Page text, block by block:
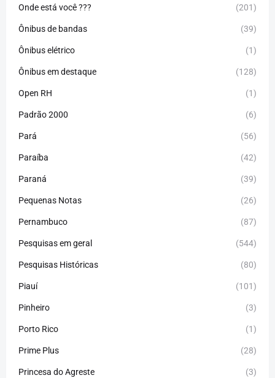
Onde está você ??? (201)
Ônibus de bandas (39)
Ônibus elétrico (1)
Ônibus em destaque (128)
Open RH (1)
Padrão 2000 (6)
Pará (56)
Paraíba (42)
Paraná (39)
Pequenas Notas (26)
Pernambuco (87)
Pesquisas em geral (544)
Pesquisas Históricas (80)
Piauí (101)
Pinheiro (3)
Porto Rico (1)
Prime Plus (28)
Princesa do Agreste (3)